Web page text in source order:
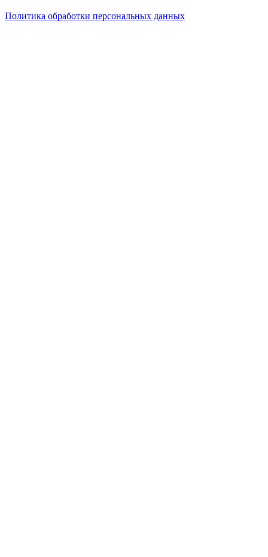
Политика обработки персональных данных